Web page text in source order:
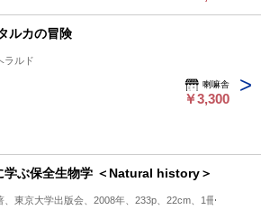
ルカの冒険
ラルド
喇嘛舎
￥3,300
学ぶ保全生物学 ＜Natural history＞
、東京大学出版会、2008年、233p、22cm、1冊